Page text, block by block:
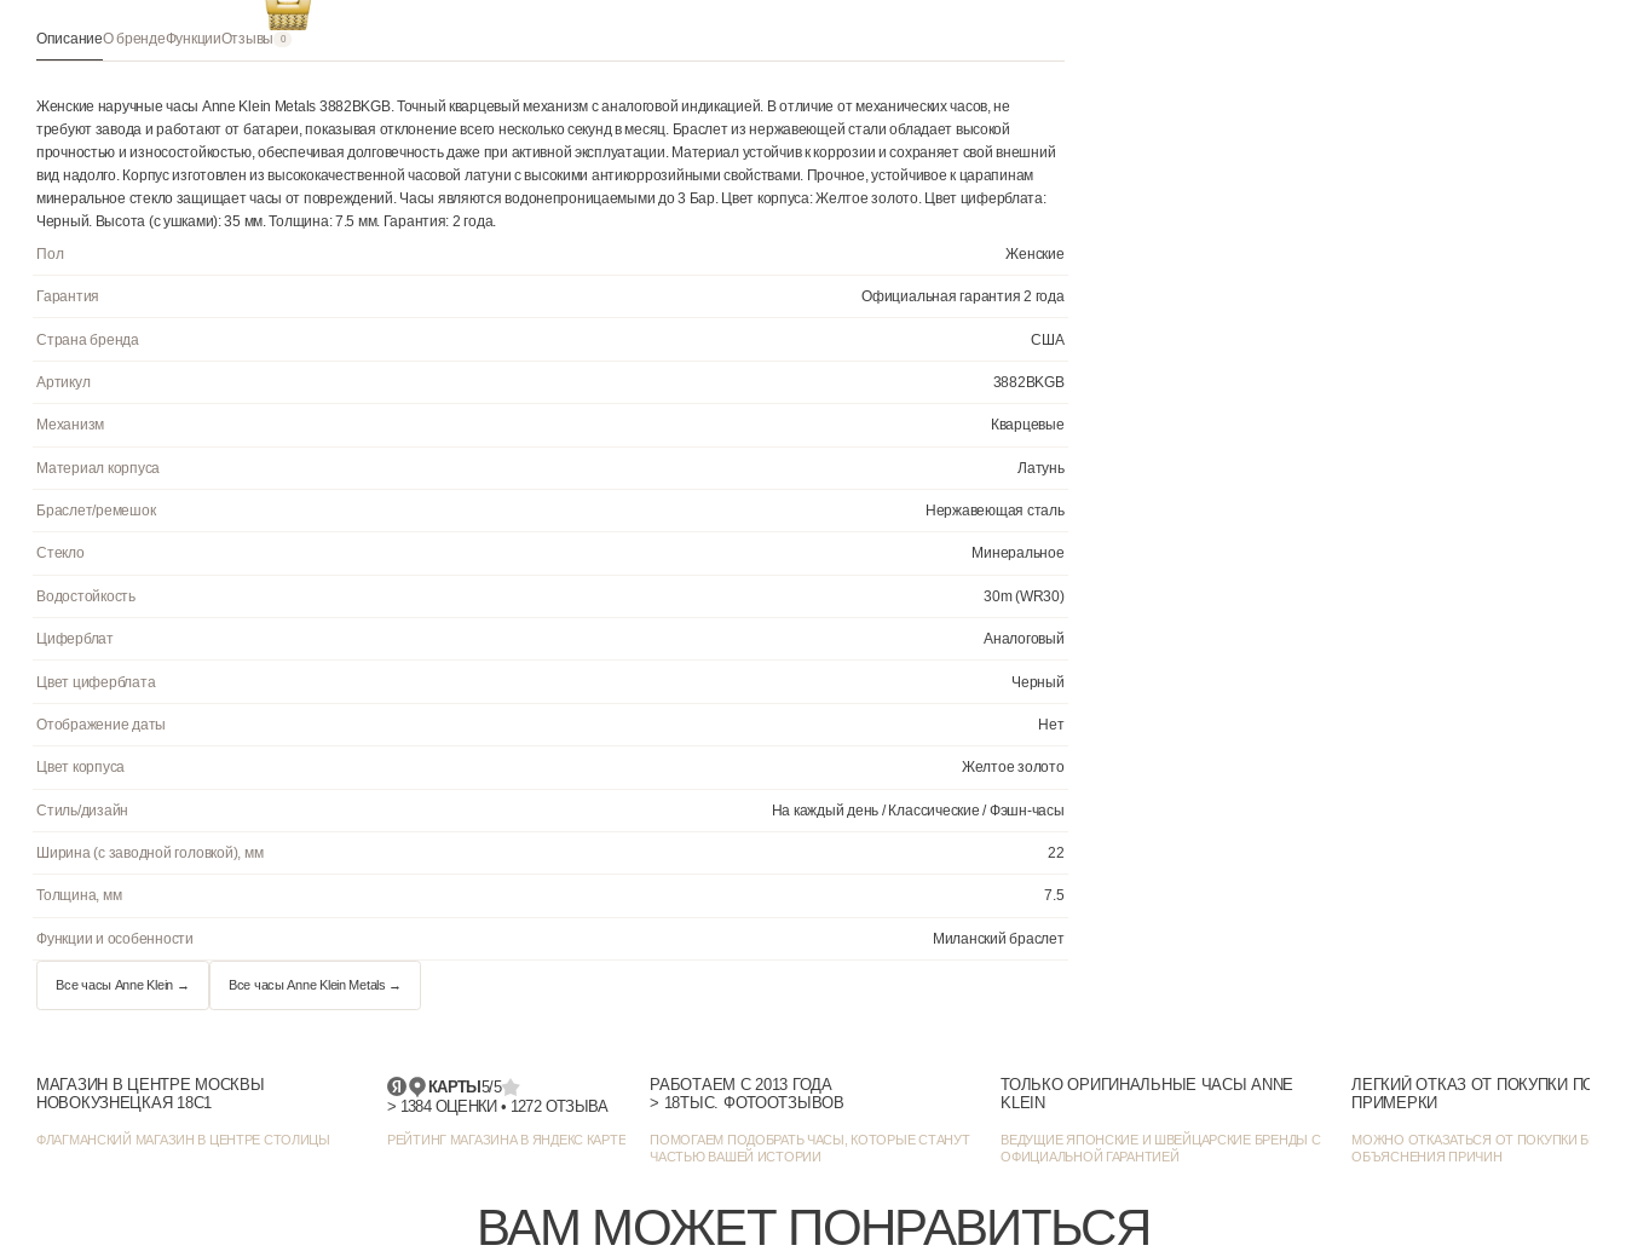
ОписаниеО брендеФункцииОтзывы 0
Женские наручные часы Anne Klein Metals 3882BKGB. Точный кварцевый механизм с аналоговой индикацией. В отличие от механических часов, не
требуют завода и работают от батареи, показывая отклонение всего несколько секунд в месяц. Браслет из нержавеющей стали обладает высокой
вид надолго. Корпус изготовлен из высококачественной часовой латуни с высокими антикоррозийными свойствами. Прочное, устойчивое к царапинам
Черный. Высота (с ушками): 35 мм. Толщина: 7.5 мм. Гарантия: 2 года.
Пол
Артикул
Механизм
Материал корпуса
Браслет/ремешок
Циферблат
Цвет циферблата
Отображение даты
Стиль/дизайн На каждый день / Классические / Фэшн-часы
Ширина (с заводной головкой), мм 22
Миланский браслет
МАГАЗИН В ЦЕНТРЕ МОСКВЫ
НОВОКУЗНЕЦКАЯ 18С1
ФЛАГМАНСКИЙ МАГАЗИН В ЦЕНТРЕ СТОЛИЦЫ
КАРТЫ 5/5
> 1384 ОЦЕНКИ • 1272 ОТЗЫВА
РЕЙТИНГ МАГАЗИНА В ЯНДЕКС КАРТЕ
РАБОТАЕМ С 2013 ГОДА
> 18ТЫС. ФОТООТЗЫВОВ
ПОМОГАЕМ ПОДОБРАТЬ ЧАСЫ, КОТОРЫЕ СТАНУТ
ЧАСТЬЮ ВАШЕЙ ИСТОРИИ
ТОЛЬКО ОРИГИНАЛЬНЫЕ ЧАСЫ ANNE
KLEIN
ВЕДУЩИЕ ЯПОНСКИЕ И ШВЕЙЦАРСКИЕ БРЕНДЫ С
ОФИЦИАЛЬНОЙ ГАРАНТИЕЙ
ЛЕГКИЙ ОТКАЗ ОТ ПОКУПКИ ПОСЛЕ
ПРИМЕРКИ
МОЖНО ОТКАЗАТЬСЯ ОТ ПОКУПКИ БЕЗ
ОБЪЯСНЕНИЯ ПРИЧИН
ВАМ МОЖЕТ ПОНРАВИТЬСЯ